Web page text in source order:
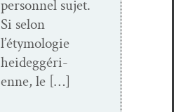
per­son­nel sujet.
Si selon
l’étymologie
hei­deg­géri­
enne, le […]